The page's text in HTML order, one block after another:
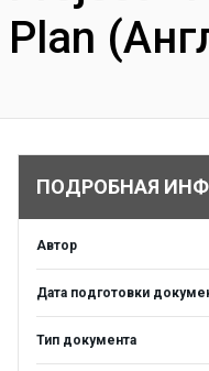
Plan
ПОДРОБНАЯ
Автор
Дата подготовки
Тип документа